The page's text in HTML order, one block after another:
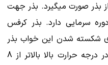
از بذر صورت میگیرد. بذر جهت
سرمایی دارد. بذر کرفس
شکسته شدن این خواب بذر
احتیاج به سرما دارد و اگر آن را در درجه حرارت بالا بالاتر از 8